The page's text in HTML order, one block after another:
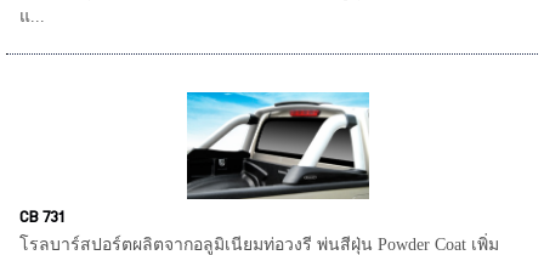
แ...
CB 731
โรลบาร์สปอร์ตผลิตจากอลูมิเนียมท่อวงรี พ่นสีฝุ่น Powder Coat เพิ่ม